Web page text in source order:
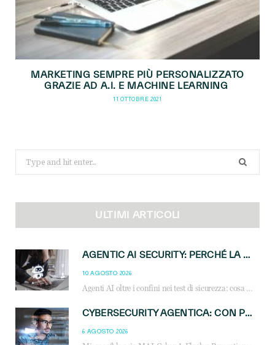
MARKETING SEMPRE PIÙ PERSONALIZZATO
GRAZIE AD A.I. E MACHINE LEARNING
11 OTTOBRE 2021
for:
ULTIMI ARTICOLI
AGENTIC AI SECURITY: PERCHÉ LA GOVERNANCE DEGLI AGENTI È LA NUOVA FRONTIERA DEL CANALE IT
10 AGOSTO 2026
Agenti AI oltre i confini nei test di sicurezza: cosa significa per reseller e MSP e come governare l’AI agentica in azienda.
CYBERSECURITY AGENTICA: CON PERCEPTION E MAI-CYBER-1-FLASH MICROSOFT APRE NUOVI SERVIZI PER IL CANALE
6 AGOSTO 2026